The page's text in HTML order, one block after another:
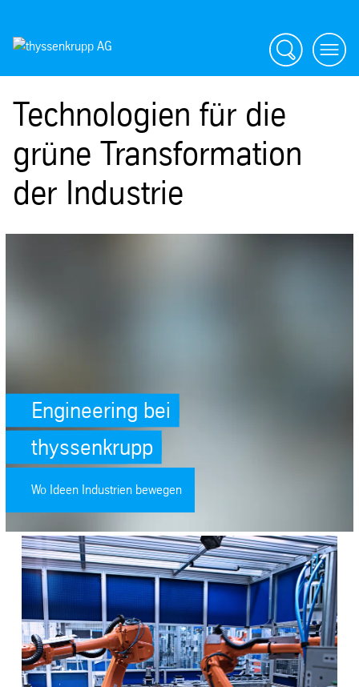
Suche menü
Technologien für die
grüne Transformation
der Industrie
Engineering bei
thyssenkrupp
Wo Ideen Industrien bewegen
SafeValue must use [property]=binding: Digitalisierung der